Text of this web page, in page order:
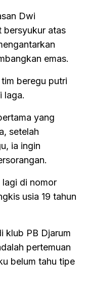
Dwi
bersyukur atas
emas.
beregu putri
laga.
yang
setelah
ia ingin
lagi di nomor
usia 19 tahun
klub PB Djarum
pertemuan
belum tahu tipe